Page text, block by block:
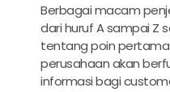
Berbagai macam
dari huruf A sampai Z
tentang poin pertama
perusahaan akan
informasi bagi